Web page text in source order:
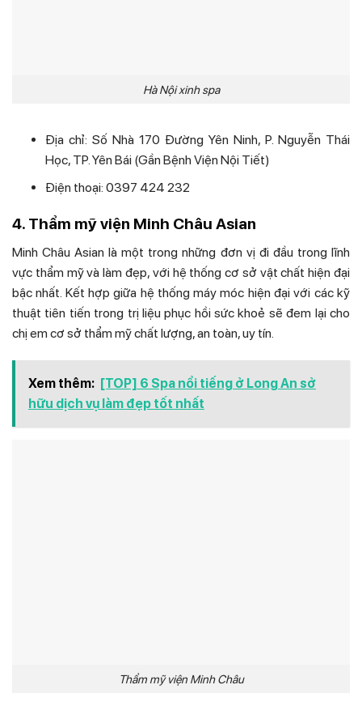
Hà Nội xinh spa
Địa chỉ: Số Nhà 170 Đường Yên Ninh, P. Nguyễn Thái
Học, TP. Yên Bái (Gần Bệnh Viện Nội Tiết)
Điện thoại: 0397 424 232
4. Thẩm mỹ viện Minh Châu Asian
Minh Châu Asian là một trong những đơn vị đi đầu trong lĩnh
vực thẩm mỹ và làm đẹp, với hệ thống cơ sở vật chất hiện đại
bậc nhất. Kết hợp giữa hệ thống máy móc hiện đại với các kỹ
thuật tiên tiến trong trị liệu phục hồi sức khoẻ sẽ đem lại cho
chị em cơ sở thẩm mỹ chất lượng, an toàn, uy tín.
Xem thêm: [TOP] 6 Spa nổi tiếng ở Long An sở
hữu dịch vụ làm đẹp tốt nhất
Thẩm mỹ viện Minh Châu